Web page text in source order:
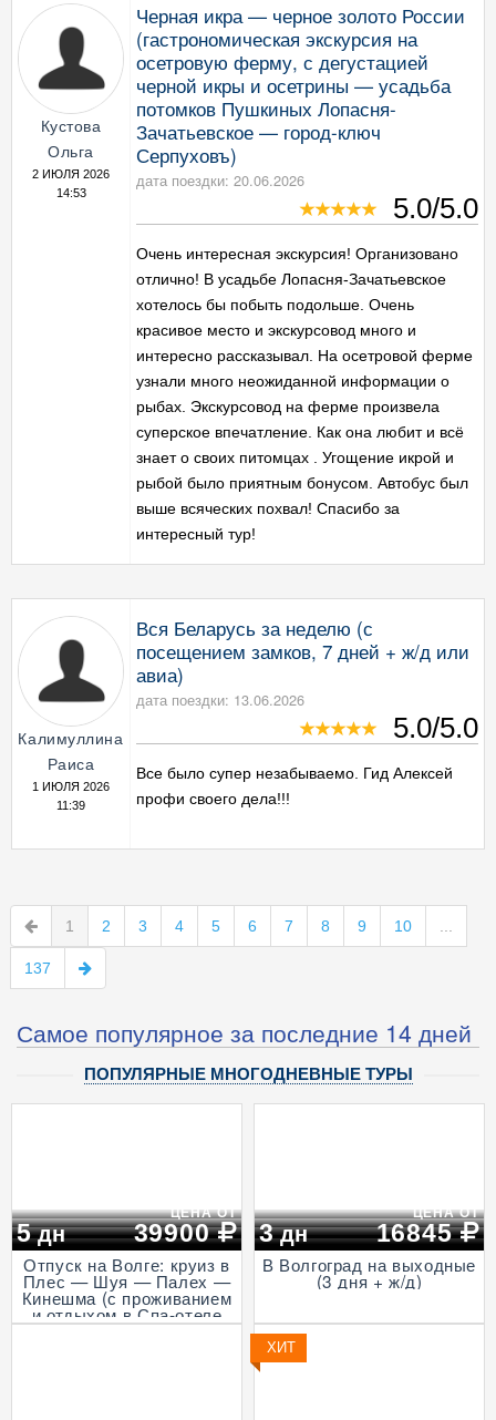
Кустова
Ольга
2 ИЮЛЯ 2026
14:53
Черная икра — черное золото России
(гастрономическая экскурсия на
осетровую ферму, с дегустацией
черной икры и осетрины — усадьба
потомков Пушкиных Лопасня-
Зачатьевское — город-ключ
Серпуховъ)
дата поездки: 20.06.2026
5.0/5.0
Очень интересная экскурсия! Организовано
отлично! В усадьбе Лопасня-Зачатьевское
хотелось бы побыть подольше. Очень
красивое место и экскурсовод много и
интересно рассказывал. На осетровой ферме
узнали много неожиданной информации о
рыбах. Экскурсовод на ферме произвела
суперское впечатление. Как она любит и всё
знает о своих питомцах . Угощение икрой и
рыбой было приятным бонусом. Автобус был
выше всяческих похвал! Спасибо за
интересный тур!
Калимуллина
Раиса
1 ИЮЛЯ 2026
11:39
Вся Беларусь за неделю (с
посещением замков, 7 дней + ж/д или
авиа)
дата поездки: 13.06.2026
5.0/5.0
Все было супер незабываемо. Гид Алексей
профи своего дела!!!
1 2 3 4 5 6 7 8 9 10
137
Самое популярное за последние 14 дней
ПОПУЛЯРНЫЕ МНОГОДНЕВНЫЕ ТУРЫ
5дн
ЦЕНА ОТ
39900
Отпуск на Волге: круиз в
Плес — Шуя — Палех —
Кинешма (с проживанием
и отдыхом в Спа-отеле
Волга, проезд на
3дн
ЦЕНА ОТ
16845
В Волгоград на выходные
(3 дня + ж/д)
ХИТ